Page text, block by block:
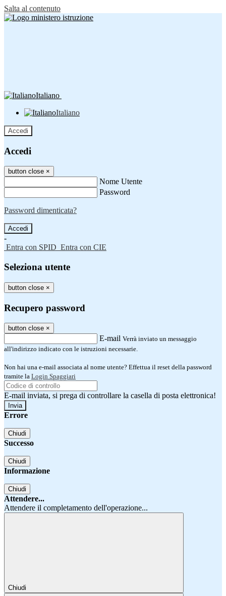
Salta al contenuto
Italiano
Italiano
Accedi
Accedi
button close ×
Nome Utente
Password
Password dimenticata?
-
Entra con SPID Entra con CIE
Seleziona utente
button close ×
Recupero password
button close ×
E-mail Verrà inviato un messaggio
all'indirizzo indicato con le istruzioni necessarie.
Non hai una e-mail associata al nome utente? Effettua il reset della password
tramite la Login Spaggiari
E-mail inviata, si prega di controllare la casella di posta elettronica!
Errore
Chiudi
Successo
Chiudi
Informazione
Chiudi
Attendere...
Attendere il completamento dell'operazione...
Chiudi